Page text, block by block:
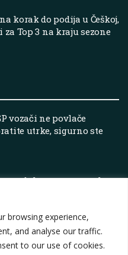
browsing experience,
and analyse our traffic.
to our use of cookies.
korak do podija u Češkoj,
Top 3 na kraju sezone
vozači ne povlače
utrke, sigurno ste
poredak prvenstva nakon
sprintu u Le Mansu